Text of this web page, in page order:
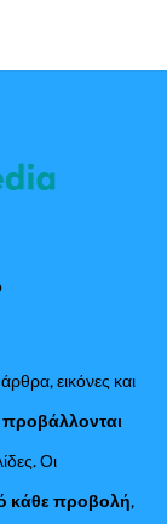
εικόνες και
προβάλλονται
Οι
κάθε προβολή,